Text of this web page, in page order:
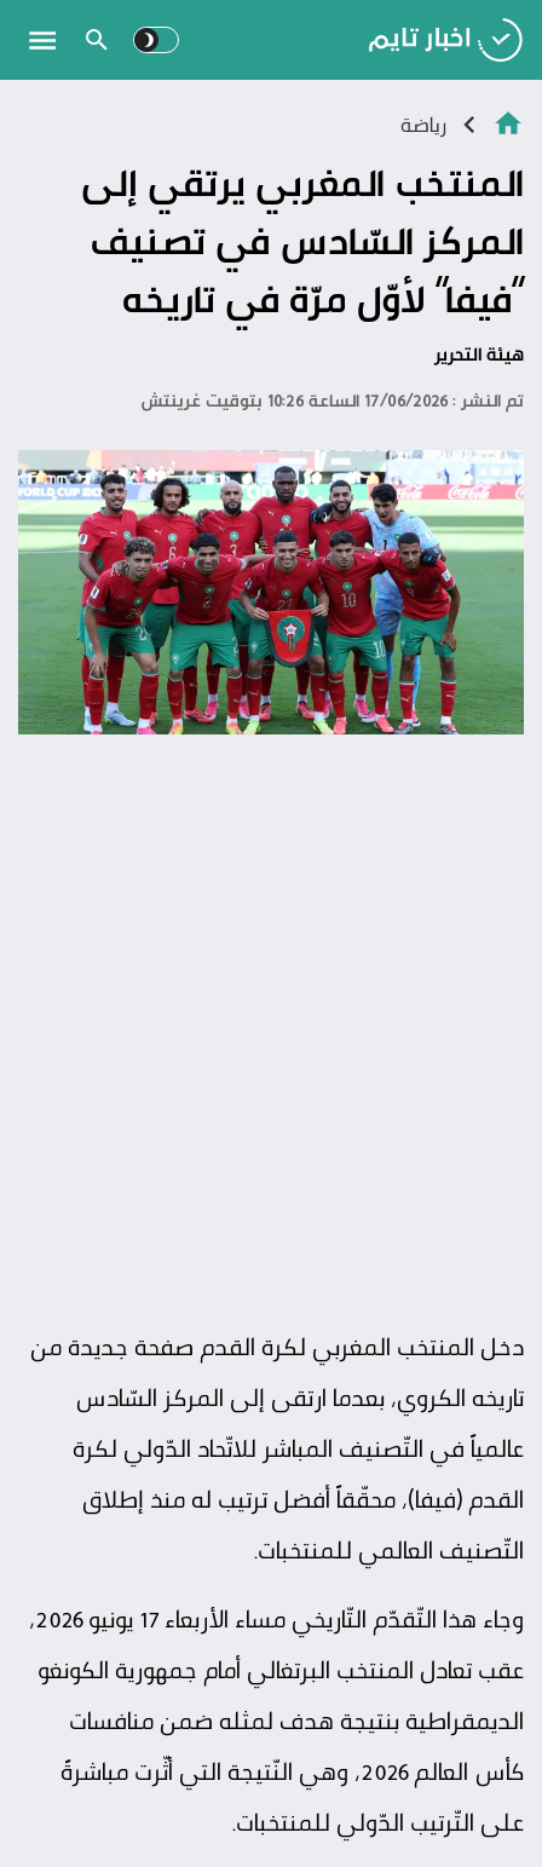
رياضة
المنتخب المغربي يرتقي إلى
المركز السّادس في تصنيف
“فيفا” لأوّل مرّة في تاريخه
هيئة التحرير
تم النشر : 17/06/2026 الساعة 10:26 بتوقيت غرينتش
دخل المنتخب المغربي لكرة القدم صفحة جديدة من
تاريخه الكروي، بعدما ارتقى إلى المركز السّادس
عالمياً في التّصنيف المباشر للاتّحاد الدّولي لكرة
القدم (فيفا)، محقّقاً أفضل ترتيب له منذ إطلاق
التّصنيف العالمي للمنتخبات.
وجاء هذا التّقدّم التّاريخي مساء الأربعاء 17 يونيو 2026،
عقب تعادل المنتخب البرتغالي أمام جمهورية الكونغو
الديمقراطية بنتيجة هدف لمثله ضمن منافسات
كأس العالم 2026، وهي النّتيجة التي أثّرت مباشرةً
على التّرتيب الدّولي للمنتخبات.